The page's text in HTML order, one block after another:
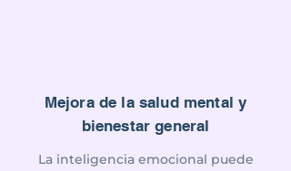
Mejora de la salud mental y
bienestar general
La inteligencia emocional puede